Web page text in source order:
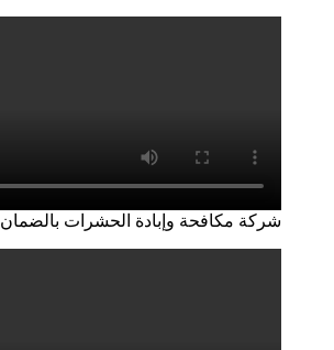
شركة مكافحة وإبادة الحشرات بالضمان